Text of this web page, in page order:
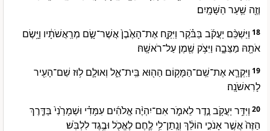
וְזֶ֖ה שַׁ֥עַר הַשָּׁמָֽיִם׃
18 וַיַּשְׁכֵּ֨ם יַעֲקֹ֜ב בַּבֹּ֗קֶר וַיִּקַּ֤ח אֶת־הָאֶ֙בֶן֙ אֲשֶׁר־שָׂ֣ם מְרַֽאֲשֹׁתָ֔יו וַיָּ֥שֶׂם
אֹתָ֖הּ מַצֵּבָ֑ה וַיִּצֹ֥ק שֶׁ֖מֶן עַל־רֹאשָֽׁהּ׃
19 וַיִּקְרָ֛א אֶת־שֵֽׁם־הַמָּק֥וֹם הַה֖וּא בֵּֽית־אֵ֑ל וְאוּלָ֛ם ל֥וּז שֵׁם־הָעִ֖יר
לָרִאשֹׁנָֽה׃
20 וַיִּדַּ֥ר יַעֲקֹ֖ב נֶ֣דֶר לֵאמֹ֑ר אִם־יִהְיֶ֨ה אֱלֹהִ֜ים עִמָּדִ֗י וּשְׁמָרַ֙נִי֙ בַּדֶּ֤רֶךְ
הַזֶּה֙ אֲשֶׁ֣ר אָנֹכִ֣י הוֹלֵ֔ךְ וְנָֽתַן־לִ֥י לֶ֛חֶם לֶאֱכֹ֖ל וּבֶ֥גֶד לִלְבֹּֽשׁ׃